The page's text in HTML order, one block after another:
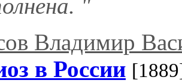
"
Владимир
в России